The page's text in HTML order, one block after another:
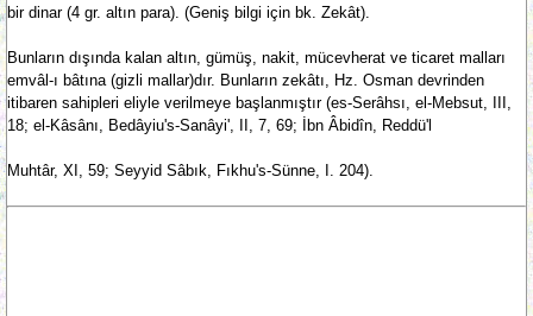
bir dinar (4 gr. altın para). (Geniş bilgi için bk. Zekât).
Bunların dışında kalan altın, gümüş, nakit, mücevherat ve ticaret malları
emvâl-ı bâtına (gizli mallar)dır. Bunların zekâtı, Hz. Osman devrinden
itibaren sahipleri eliyle verilmeye başlanmıştır (es-Serâhsı, el-Mebsut, III,
18; el-Kâsânı, Bedâyiu's-Sanâyi', II, 7, 69; İbn Âbidîn, Reddü'l
Muhtâr, XI, 59; Seyyid Sâbık, Fıkhu's-Sünne, I. 204).